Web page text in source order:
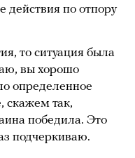
действия по отпору
то ситуация была
вы хорошо
определенное
скажем так,
победила. Это
подчеркиваю.